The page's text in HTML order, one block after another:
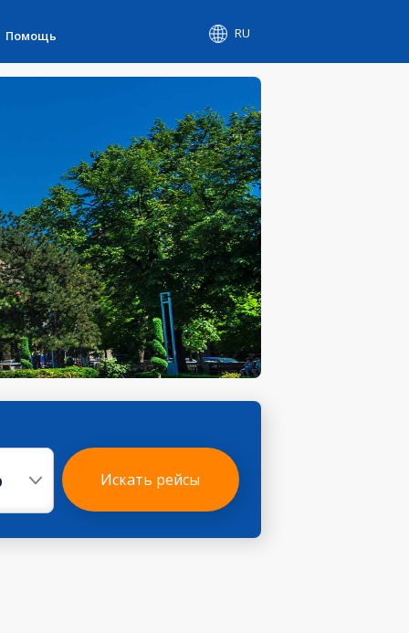
Помощь RU
Искать рейсы